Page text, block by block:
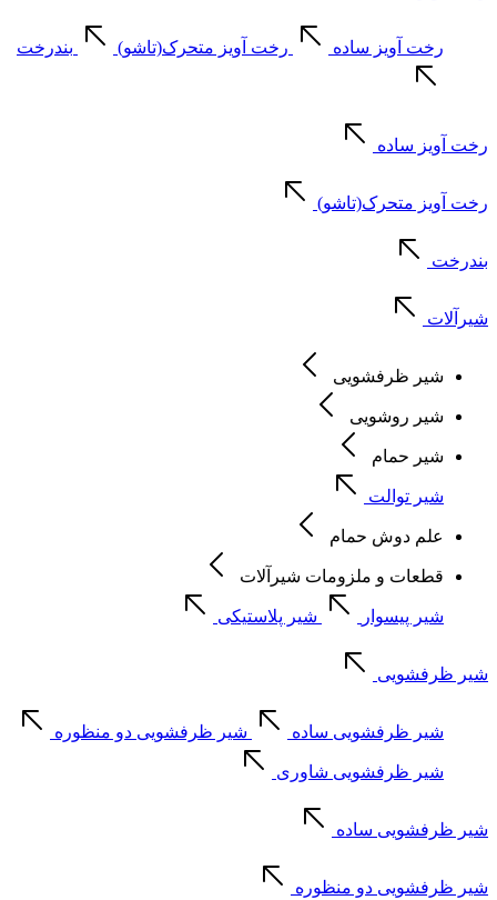
رخت آویز ساده رخت آویز متحرک(تاشو) بندرخت
رخت آویز ساده
رخت آویز متحرک(تاشو)
بندرخت
شیرآلات
شیر ظرفشویی
شیر روشویی
شیر حمام
شیر توالت
علم دوش حمام
قطعات و ملزومات شیرآلات
شیر پیسوار شیر پلاستیکی
شیر ظرفشویی
شیر ظرفشویی ساده شیر ظرفشویی دو منظوره
شیر ظرفشویی شاوری
شیر ظرفشویی ساده
شیر ظرفشویی دو منظوره